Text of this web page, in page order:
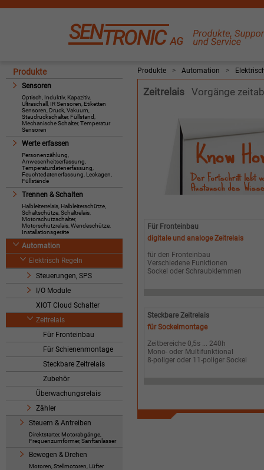
Produkte
Sensoren
Optisch, Induktiv, Kapazitiv,
Ultraschall, IR Sensoren, Etiketten
Sensoren, Druck, Vakuum,
Staudruckschalter, Füllstand,
Mechanische Schalter, Temperatur
Sensoren
Werte erfassen
Personenzählung,
Anwesenheitserfassung,
Temperaturdatenerfassung,
Feuchtedatenerfassung, Leckagen,
Füllstände
Trennen & Schalten
Halbleiterrelais, Halbleiterschütze,
Schaltschütze, Schaltrelais,
Motorschutzschalter,
Motorschutzrelais, Wendeschütze,
Installationsgeräte
Automation
Elektrisch Regeln
Steuerungen, SPS
I/O Module
XIOT Cloud Schalter
Zeitrelais
Für Fronteinbau
Für Schienenmontage
Steckbare Zeitrelais
Zubehör
Überwachungsrelais
Zähler
Steuern & Antreiben
Direktstarter, Motorabgänge,
Frequenzumformer, Sanftanlasser
Bewegen & Drehen
Motoren, Stellmotoren, Lüfter
Produkte > Automation >
Zeitrelais Vorgänge
Für Fronteinbau
digitale und analoge Zeitrelais
für den Fronteinbau
Verschiedene Funktionen
Sockel oder Schraubklemmen
Steckbare Zeitrelais
für Sockelmontage
Zeitbereiche 0,5s ... 240h
Mono- oder Multifunktional
8-poliger oder 11-poliger Sockel